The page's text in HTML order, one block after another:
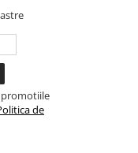
promotiile
de